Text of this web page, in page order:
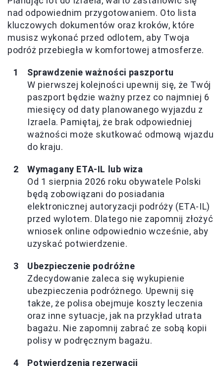
nad odpowiednim przygotowaniem. Oto lista
kluczowych dokumentów oraz kroków, które
musisz wykonać przed odlotem, aby Twoja
podróż przebiegła w komfortowej atmosferze.
Sprawdzenie ważności paszportu
W pierwszej kolejności upewnij się, że Twój
paszport będzie ważny przez co najmniej 6
miesięcy od daty planowanego wyjazdu z
Izraela. Pamiętaj, że brak odpowiedniej
ważności może skutkować odmową wjazdu
do kraju.
Wymagany ETA-IL lub wiza
Od 1 sierpnia 2026 roku obywatele Polski
będą zobowiązani do posiadania
elektronicznej autoryzacji podróży (ETA-IL)
przed wylotem. Dlatego nie zapomnij złożyć
wniosek online odpowiednio wcześnie, aby
uzyskać potwierdzenie.
Ubezpieczenie podróżne
Zdecydowanie zaleca się wykupienie
ubezpieczenia podróżnego. Upewnij się
także, że polisa obejmuje koszty leczenia
oraz inne sytuacje, jak na przykład utrata
bagażu. Nie zapomnij zabrać ze sobą kopii
polisy w podręcznym bagażu.
Potwierdzenia rezerwacji